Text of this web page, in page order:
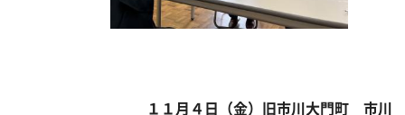
１１月４日（金）旧市川大門町 市川